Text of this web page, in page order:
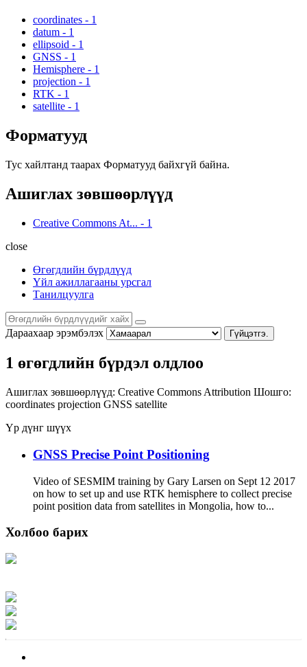
coordinates - 1
datum - 1
ellipsoid - 1
GNSS - 1
Hemisphere - 1
projection - 1
RTK - 1
satellite - 1
Форматууд
Тус хайлтанд таарах Форматууд байхгүй байна.
Ашиглах зөвшөөрлүүд
Creative Commons At... - 1
close
Өгөгдлийн бүрдлүүд
Үйл ажиллагааны урсгал
Танилцуулга
Дараахаар эрэмбэлэх Гүйцэтгэ.
1 өгөгдлийн бүрдэл олдлоо
Ашиглах зөвшөөрлүүд: Creative Commons Attribution Шошго:
coordinates projection GNSS satellite
Үр дүнг шүүх
GNSS Precise Point Positioning
Video of SESMIM training by Gary Larsen on Sept 12 2017
on how to set up and use RTK hemisphere to collect precise
point position data from satellites in Mongolia, how to...
Холбоо барих